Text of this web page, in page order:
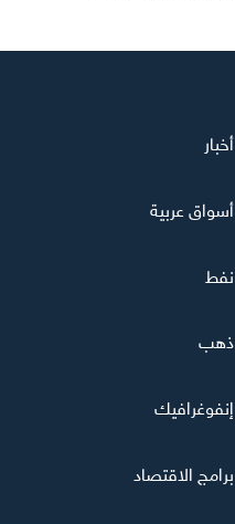
أخبار
أسواق عربية
نفط
ذهب
إنفوغرافيك
برامج الاقتصاد